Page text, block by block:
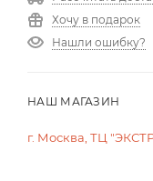
Хочу в подарок
Нашли ошибку?
НАШ МАГАЗИН
г. Москва, ТЦ